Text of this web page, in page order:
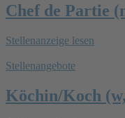
Chef de Partie
Stellenanzeige lesen
Stellenangebote
Köchin/Koch